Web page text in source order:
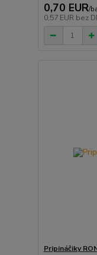
0,70 EUR/
0,57 EUR bez
Pripináčiky